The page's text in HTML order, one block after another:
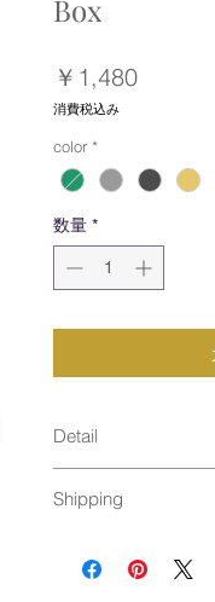
Box
￥1,480価
消費税込み
color *
数量 *
Detail
material : 再生プ
Made in Japan
Shipping